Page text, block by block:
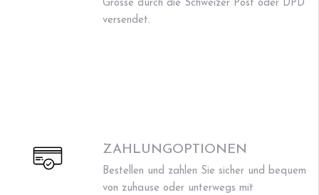
Grösse durch die Schweizer Post oder DPD
versendet.
ZAHLUNGOPTIONEN
Bestellen und zahlen Sie sicher und bequem
von zuhause oder unterwegs mit